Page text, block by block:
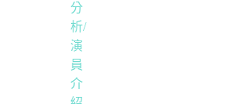
分
析/
演
員
介